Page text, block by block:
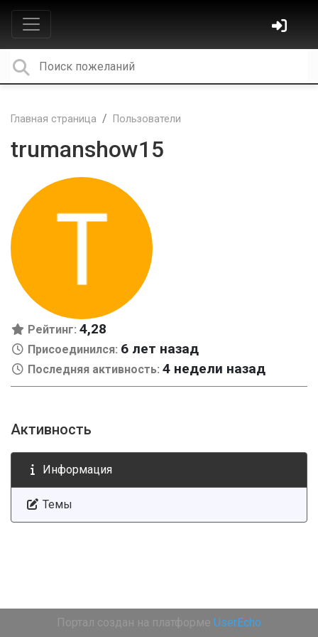
Главная страница Пользователи
trumanshow15
Рейтинг: 4,28
Присоединился: 6 лет назад
Последняя активность: 4 недели назад
Активность
Информация
Темы
Портал создан на платформе UserEcho